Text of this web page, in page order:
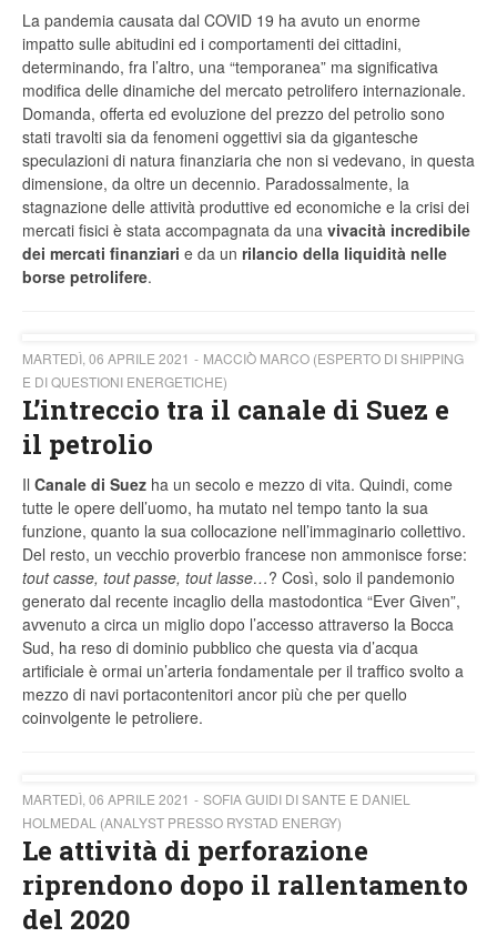
La pandemia causata dal COVID 19 ha avuto un enorme
impatto sulle abitudini ed i comportamenti dei cittadini,
determinando, fra l’altro, una “temporanea” ma significativa
modifica delle dinamiche del mercato petrolifero internazionale.
Domanda, offerta ed evoluzione del prezzo del petrolio sono
stati travolti sia da fenomeni oggettivi sia da gigantesche
speculazioni di natura finanziaria che non si vedevano, in questa
dimensione, da oltre un decennio. Paradossalmente, la
stagnazione delle attività produttive ed economiche e la crisi dei
mercati fisici è stata accompagnata da una vivacità incredibile
dei mercati finanziari e da un rilancio della liquidità nelle
borse petrolifere.
MARTEDÌ, 06 APRILE 2021
MACCIÒ MARCO (ESPERTO DI SHIPPING
E DI QUESTIONI ENERGETICHE)
L’intreccio tra il canale di Suez e
il petrolio
Il Canale di Suez ha un secolo e mezzo di vita. Quindi, come
tutte le opere dell’uomo, ha mutato nel tempo tanto la sua
funzione, quanto la sua collocazione nell’immaginario collettivo.
Del resto, un vecchio proverbio francese non ammonisce forse:
tout casse, tout passe, tout lasse…? Così, solo il pandemonio
generato dal recente incaglio della mastodontica “Ever Given”,
avvenuto a circa un miglio dopo l’accesso attraverso la Bocca
Sud, ha reso di dominio pubblico che questa via d’acqua
artificiale è ormai un’arteria fondamentale per il traffico svolto a
mezzo di navi portacontenitori ancor più che per quello
coinvolgente le petroliere.
MARTEDÌ, 06 APRILE 2021
SOFIA GUIDI DI SANTE E DANIEL
HOLMEDAL (ANALYST PRESSO RYSTAD ENERGY)
Le attività di perforazione
riprendono dopo il rallentamento
del 2020